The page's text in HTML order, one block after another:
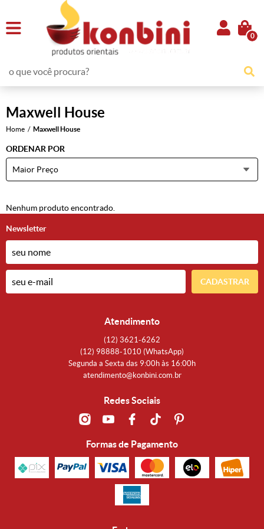
0
Maxwell House
Home Maxwell House
ORDENAR POR
Maior Preço
Nenhum produto encontrado.
Newsletter
CADASTRAR
Atendimento
(12) 3621-6262
(12) 98888-1010 (WhatsApp)
Segunda a Sexta das 9:00h às 16:00h
atendimento@konbini.com.br
Redes Sociais
Formas de Pagamento